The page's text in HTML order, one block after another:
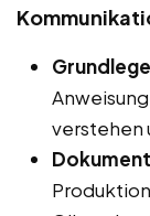
verstehen